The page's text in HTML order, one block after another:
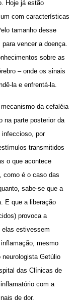
Hoje já estão
com características
tamanho desse
vencer a doença.
sobre as
– onde os sinais
la e enfrentá-la.
da cefaléia
na parte posterior da
infeccioso, por
transmitidos
o que acontece
como é o caso das
sabe-se que a
E que a liberação
provoca a
elas estivessem
mesmo
Getúlio
das Clínicas de
com a
de dor.